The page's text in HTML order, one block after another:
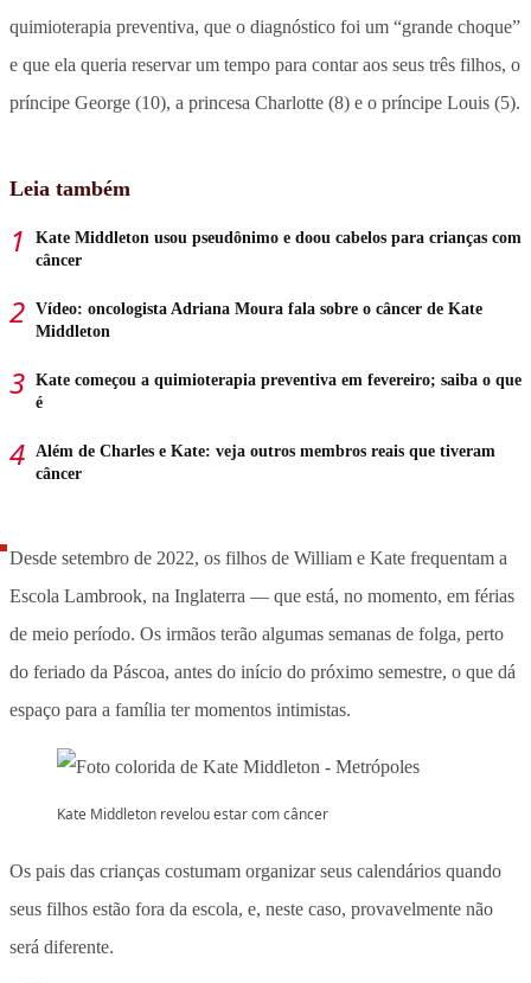
quimioterapia preventiva, que o diagnóstico foi um “grande choque”
e que ela queria reservar um tempo para contar aos seus três filhos, o
príncipe George (10), a princesa Charlotte (8) e o príncipe Louis (5).
Leia também
Kate Middleton usou pseudônimo e doou cabelos para crianças com
câncer
Vídeo: oncologista Adriana Moura fala sobre o câncer de Kate
Middleton
Kate começou a quimioterapia preventiva em fevereiro; saiba o que
é
Além de Charles e Kate: veja outros membros reais que tiveram
câncer
Desde setembro de 2022, os filhos de William e Kate frequentam a
Escola Lambrook, na Inglaterra — que está, no momento, em férias
de meio período. Os irmãos terão algumas semanas de folga, perto
do feriado da Páscoa, antes do início do próximo semestre, o que dá
espaço para a família ter momentos intimistas.
Kate Middleton revelou estar com câncer
Os pais das crianças costumam organizar seus calendários quando
seus filhos estão fora da escola, e, neste caso, provavelmente não
será diferente.